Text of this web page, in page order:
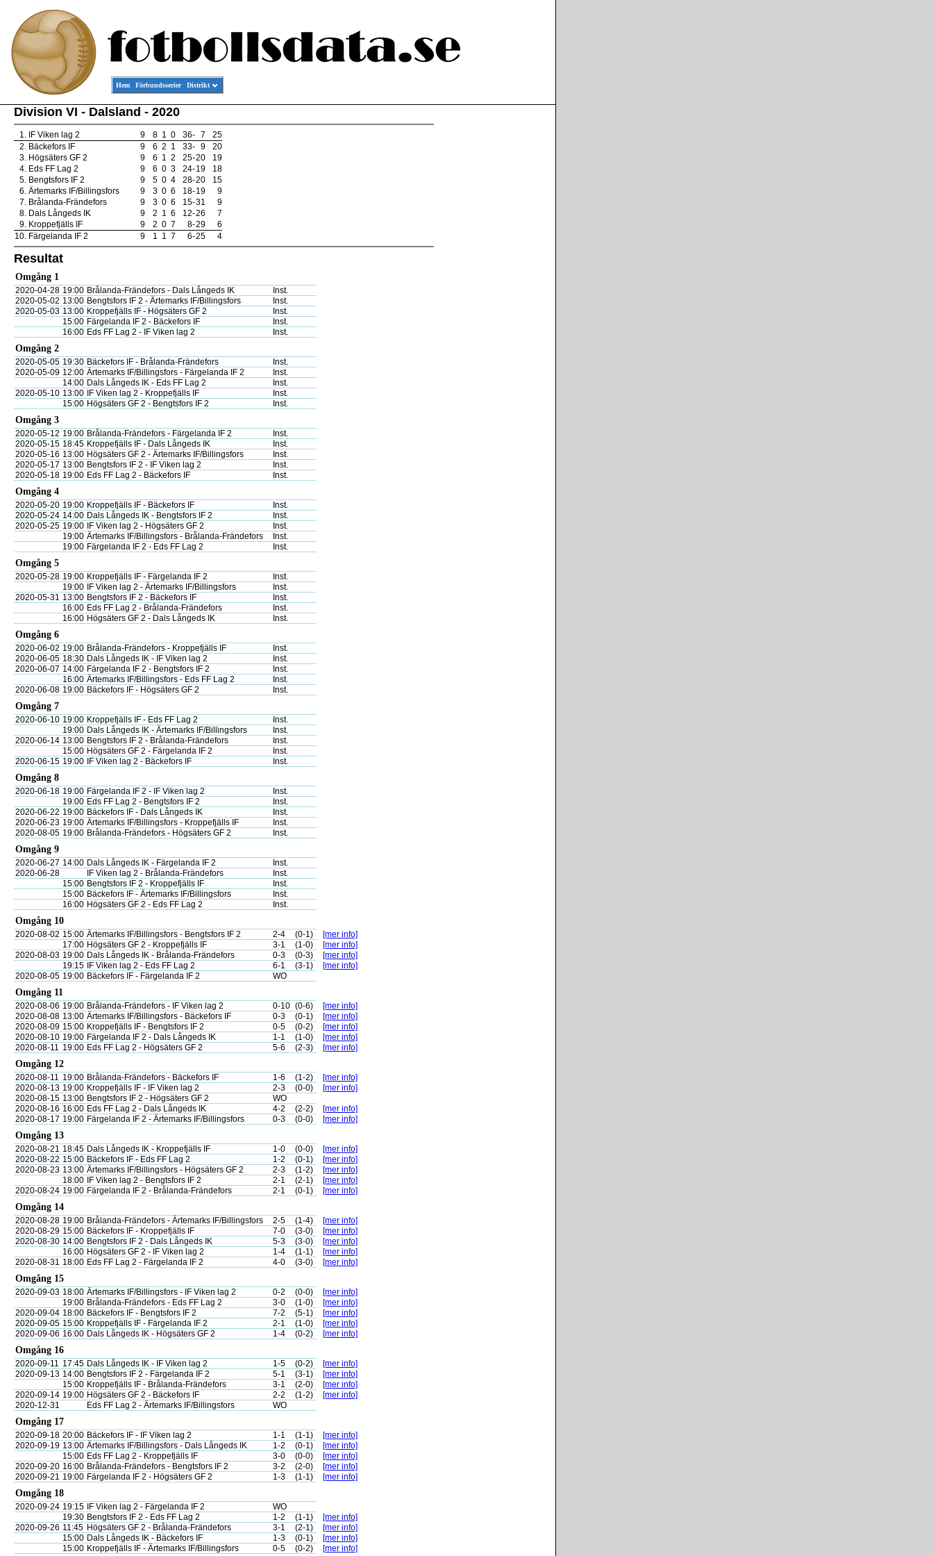
Hem Förbundsserier Distrikt
Division VI - Dalsland - 2020
1. IF Viken lag 2 9 8 1 0 36- 7
25
2. Bäckefors IF 9 6 2 1 33- 9
20
3. Högsäters GF 2 9 6 1 2 25-20
19
4. Eds FF Lag 2 9 6 0 3 24-19
18
5. Bengtsfors IF 2 9 5 0 4 28-20
15
6. Ärtemarks IF/Billingsfors 9 3 0 6 18-19
9
7. Brålanda-Frändefors 9 3 0 6 15-31
9
8. Dals Långeds IK 9 2 1 6 12-26
7
9. Kroppefjälls IF 9 2 0 7 8-29
6
10. Färgelanda IF 2 9 1 1 7 6-25 4
Resultat
Omgång 1
2020-04-28 19:00 Brålanda-Frändefors - Dals Långeds IK
Inst.
2020-05-02 13:00 Bengtsfors IF 2 - Ärtemarks IF/Billingsfors
Inst.
2020-05-03 13:00 Kroppefjälls IF - Högsäters GF 2
Inst.
15:00 Färgelanda IF 2 - Bäckefors IF
Inst.
16:00 Eds FF Lag 2 - IF Viken lag 2 Inst.
Omgång 2
2020-05-05 19:30 Bäckefors IF - Brålanda-Frändefors
Inst.
2020-05-09 12:00 Ärtemarks IF/Billingsfors - Färgelanda IF 2
Inst.
14:00 Dals Långeds IK - Eds FF Lag 2
Inst.
2020-05-10 13:00 IF Viken lag 2 - Kroppefjälls IF
Inst.
15:00 Högsäters GF 2 - Bengtsfors IF 2 Inst.
Omgång 3
2020-05-12 19:00 Brålanda-Frändefors - Färgelanda IF 2
Inst.
2020-05-15 18:45 Kroppefjälls IF - Dals Långeds IK
Inst.
2020-05-16 13:00 Högsäters GF 2 - Ärtemarks IF/Billingsfors
Inst.
2020-05-17 13:00 Bengtsfors IF 2 - IF Viken lag 2
Inst.
2020-05-18 19:00 Eds FF Lag 2 - Bäckefors IF Inst.
Omgång 4
2020-05-20 19:00 Kroppefjälls IF - Bäckefors IF
Inst.
2020-05-24 14:00 Dals Långeds IK - Bengtsfors IF 2
Inst.
2020-05-25 19:00 IF Viken lag 2 - Högsäters GF 2
Inst.
19:00 Ärtemarks IF/Billingsfors - Brålanda-Frändefors
Inst.
19:00 Färgelanda IF 2 - Eds FF Lag 2 Inst.
Omgång 5
2020-05-28 19:00 Kroppefjälls IF - Färgelanda IF 2
Inst.
19:00
IF Viken lag 2 - Ärtemarks IF/Billingsfors
Inst.
2020-05-31 13:00 Bengtsfors IF 2 - Bäckefors IF
Inst.
16:00 Eds FF Lag 2 - Brålanda-Frändefors
Inst.
16:00 Högsäters GF 2 - Dals Långeds IK Inst.
Omgång 6
2020-06-02 19:00 Brålanda-Frändefors - Kroppefjälls IF
Inst.
2020-06-05 18:30 Dals Långeds IK - IF Viken lag 2
Inst.
2020-06-07 14:00 Färgelanda IF 2 - Bengtsfors IF 2
Inst.
16:00 Ärtemarks IF/Billingsfors - Eds FF Lag 2
Inst.
2020-06-08 19:00 Bäckefors IF - Högsäters GF 2 Inst.
Omgång 7
2020-06-10 19:00 Kroppefjälls IF - Eds FF Lag 2
Inst.
19:00 Dals Långeds IK - Ärtemarks IF/Billingsfors
Inst.
2020-06-14 13:00 Bengtsfors IF 2 - Brålanda-Frändefors
Inst.
15:00 Högsäters GF 2 - Färgelanda IF 2
Inst.
2020-06-15 19:00 IF Viken lag 2 - Bäckefors IF Inst.
Omgång 8
2020-06-18 19:00 Färgelanda IF 2 - IF Viken lag 2
Inst.
19:00 Eds FF Lag 2 - Bengtsfors IF 2
Inst.
2020-06-22 19:00 Bäckefors IF - Dals Långeds IK
Inst.
2020-06-23 19:00 Ärtemarks IF/Billingsfors - Kroppefjälls IF
Inst.
2020-08-05 19:00 Brålanda-Frändefors - Högsäters GF 2 Inst.
Omgång 9
2020-06-27 14:00 Dals Långeds IK - Färgelanda IF 2
Inst.
2020-06-28
IF Viken lag 2 - Brålanda-Frändefors
Inst.
15:00 Bengtsfors IF 2 - Kroppefjälls IF
Inst.
15:00 Bäckefors IF - Ärtemarks IF/Billingsfors
Inst.
16:00 Högsäters GF 2 - Eds FF Lag 2 Inst.
Omgång 10
2020-08-02 15:00 Ärtemarks IF/Billingsfors - Bengtsfors IF 2 2-4 (0-1)
[mer info]
17:00 Högsäters GF 2 - Kroppefjälls IF 3-1 (1-0)
[mer info]
2020-08-03 19:00 Dals Långeds IK - Brålanda-Frändefors 0-3 (0-3)
[mer info]
19:15
IF Viken lag 2 - Eds FF Lag 2 6-1 (3-1)
[mer info]
2020-08-05 19:00 Bäckefors IF - Färgelanda IF 2 WO
Omgång 11
2020-08-06 19:00 Brålanda-Frändefors - IF Viken lag 2 0-10 (0-6)
[mer info]
2020-08-08 13:00 Ärtemarks IF/Billingsfors - Bäckefors IF 0-3 (0-1)
[mer info]
2020-08-09 15:00 Kroppefjälls IF - Bengtsfors IF 2 0-5 (0-2)
[mer info]
2020-08-10 19:00 Färgelanda IF 2 - Dals Långeds IK 1-1 (1-0)
[mer info]
2020-08-11 19:00 Eds FF Lag 2 - Högsäters GF 2 5-6 (2-3) [mer info]
Omgång 12
2020-08-11 19:00 Brålanda-Frändefors - Bäckefors IF 1-6 (1-2)
[mer info]
2020-08-13 19:00 Kroppefjälls IF - IF Viken lag 2 2-3 (0-0)
[mer info]
2020-08-15 13:00 Bengtsfors IF 2 - Högsäters GF 2
WO
2020-08-16 16:00 Eds FF Lag 2 - Dals Långeds IK 4-2 (2-2)
[mer info]
2020-08-17 19:00 Färgelanda IF 2 - Ärtemarks IF/Billingsfors 0-3 (0-0) [mer info]
Omgång 13
2020-08-21 18:45 Dals Långeds IK - Kroppefjälls IF 1-0 (0-0)
[mer info]
2020-08-22 15:00 Bäckefors IF - Eds FF Lag 2 1-2 (0-1)
[mer info]
2020-08-23 13:00 Ärtemarks IF/Billingsfors - Högsäters GF 2 2-3 (1-2)
[mer info]
18:00
IF Viken lag 2 - Bengtsfors IF 2 2-1 (2-1)
[mer info]
2020-08-24 19:00 Färgelanda IF 2 - Brålanda-Frändefors 2-1 (0-1) [mer info]
Omgång 14
2020-08-28 19:00 Brålanda-Frändefors - Ärtemarks IF/Billingsfors 2-5 (1-4)
[mer info]
2020-08-29 15:00 Bäckefors IF - Kroppefjälls IF 7-0 (3-0)
[mer info]
2020-08-30 14:00 Bengtsfors IF 2 - Dals Långeds IK 5-3 (3-0)
[mer info]
16:00 Högsäters GF 2 - IF Viken lag 2 1-4 (1-1)
[mer info]
2020-08-31 18:00 Eds FF Lag 2 - Färgelanda IF 2 4-0 (3-0) [mer info]
Omgång 15
2020-09-03 18:00 Ärtemarks IF/Billingsfors - IF Viken lag 2 0-2 (0-0)
[mer info]
19:00 Brålanda-Frändefors - Eds FF Lag 2 3-0 (1-0)
[mer info]
2020-09-04 18:00 Bäckefors IF - Bengtsfors IF 2 7-2 (5-1)
[mer info]
2020-09-05 15:00 Kroppefjälls IF - Färgelanda IF 2 2-1 (1-0)
[mer info]
2020-09-06 16:00 Dals Långeds IK - Högsäters GF 2 1-4 (0-2) [mer info]
Omgång 16
2020-09-11 17:45 Dals Långeds IK - IF Viken lag 2 1-5 (0-2)
[mer info]
2020-09-13 14:00 Bengtsfors IF 2 - Färgelanda IF 2 5-1 (3-1)
[mer info]
15:00 Kroppefjälls IF - Brålanda-Frändefors 3-1 (2-0)
[mer info]
2020-09-14 19:00 Högsäters GF 2 - Bäckefors IF 2-2 (1-2)
[mer info]
2020-12-31
Eds FF Lag 2 - Ärtemarks IF/Billingsfors WO
Omgång 17
2020-09-18 20:00 Bäckefors IF - IF Viken lag 2 1-1 (1-1)
[mer info]
2020-09-19 13:00 Ärtemarks IF/Billingsfors - Dals Långeds IK 1-2 (0-1)
[mer info]
15:00 Eds FF Lag 2 - Kroppefjälls IF 3-0 (0-0)
[mer info]
2020-09-20 16:00 Brålanda-Frändefors - Bengtsfors IF 2 3-2 (2-0)
[mer info]
2020-09-21 19:00 Färgelanda IF 2 - Högsäters GF 2 1-3 (1-1) [mer info]
Omgång 18
2020-09-24 19:15 IF Viken lag 2 - Färgelanda IF 2
WO
19:30 Bengtsfors IF 2 - Eds FF Lag 2 1-2 (1-1)
[mer info]
2020-09-26 11:45 Högsäters GF 2 - Brålanda-Frändefors 3-1 (2-1)
[mer info]
15:00 Dals Långeds IK - Bäckefors IF 1-3 (0-1)
[mer info]
15:00 Kroppefjälls IF - Ärtemarks IF/Billingsfors 0-5 (0-2) [mer info]